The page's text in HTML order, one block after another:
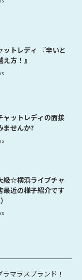
ディ 『辛いと
方！』
ャットレディの面接
ませんか?
級☆横浜ライブチャ
最近の様子紹介です
マラスブランド！